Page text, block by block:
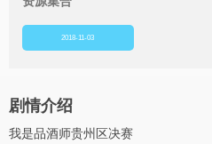
2018-11-03
剧情介绍
我是品酒师贵州区决赛